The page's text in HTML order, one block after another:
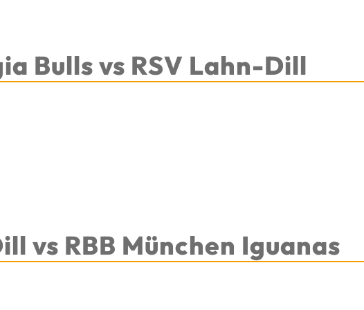
Bulls vs RSV Lahn-Dill
vs RBB München Iguanas